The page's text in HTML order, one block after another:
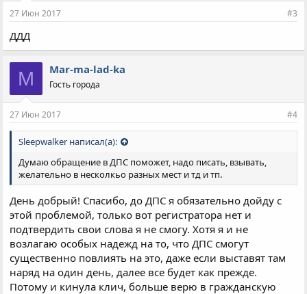
27 Июн 2017 #3
ДДД
M Mar-ma-lad-ka
Гость города
27 Июн 2017 #4
Sleepwalker написал(а):
Думаю обращение в ДПС поможет, надо писать, взывать,
желательно в несколкьо разных мест и тд и тп.
День добрый! Спасибо, до ДПС я обязательно дойду с
этой проблемой, только вот регистратора нет и
подтвердить свои слова я не смогу. Хотя я и не
возлагаю особых надежд на то, что ДПС смогут
существенно повлиять на это, даже если выставят там
наряд на один день, далее все будет как прежде.
Потому и кинула клич, больше верю в гражданскую